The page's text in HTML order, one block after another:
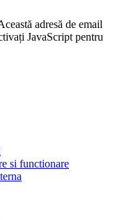
adresă de email
JavaScript pentru
si functionare